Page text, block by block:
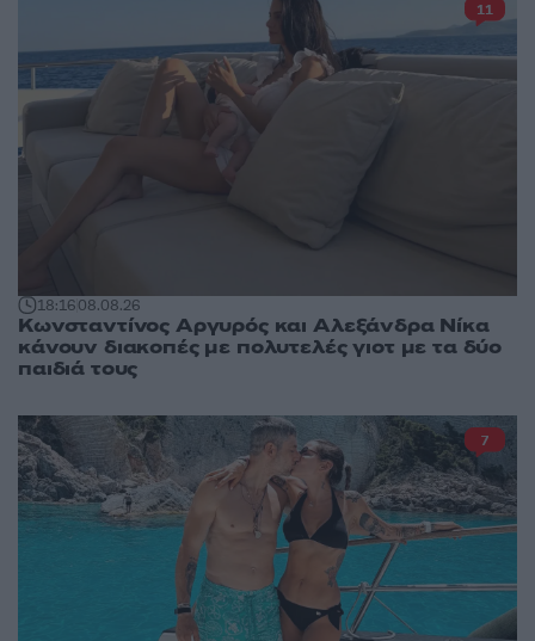
18:1608.08.26
Κωνσταντίνος Αργυρός και Αλεξάνδρα Νίκα
κάνουν διακοπές με πολυτελές γιοτ με τα δύο
παιδιά τους
11
7